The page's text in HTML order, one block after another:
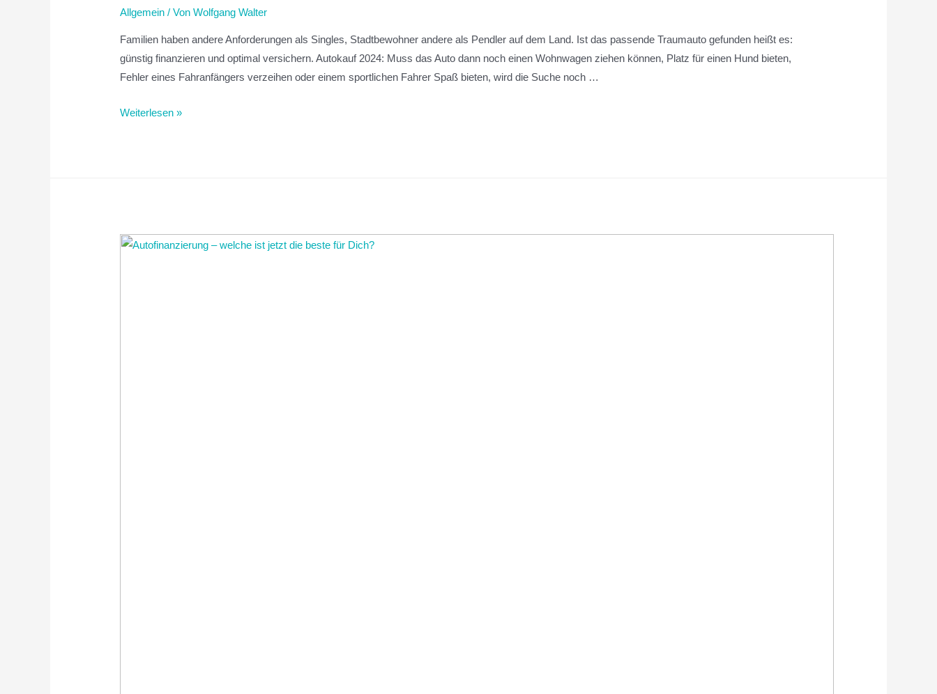
Allgemein / VonWolfgang Walter
Familien haben andere Anforderungen als Singles, Stadtbewohner andere als Pendler auf dem Land. Ist das passende Traumauto gefunden heißt es:
günstig finanzieren und optimal versichern. Autokauf 2024: Muss das Auto dann noch einen Wohnwagen ziehen können, Platz für einen Hund bieten,
Fehler eines Fahranfängers verzeihen oder einem sportlichen Fahrer Spaß bieten, wird die Suche noch …
Weiterlesen »